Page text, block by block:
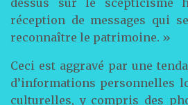
réception de messages qui
reconnaître le patrimoine. »
Ceci est aggravé par une
d’informations personnelles
culturelles, y compris des